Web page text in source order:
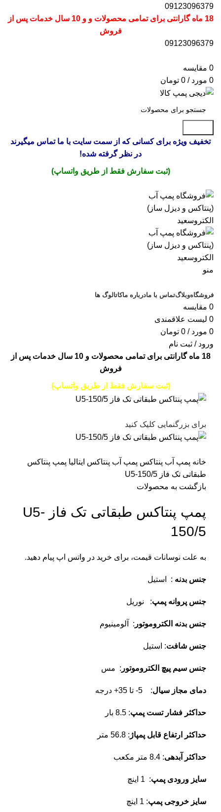
09123096379
18 ماه گارانتی برای تمامی محصولات و و 10 سال خدمات پس از
فروش
09123096379
0 مقایسه
0 مورد /
0 تومان
تخفیف ویژه برای کسانی که از سمت سایت با ما تماس میگیرند
در نظر گرفته شده!
(ثبت سفارش فقط از طریق واتساپ)
منو
فروشگاهوبلاگتماس با مادرباره ماکاتالوگ ها
0 مقایسه
0 لیست علاقمندی
0 مورد /
0 تومان
ورود / ثبت نام
18 ماه گارانتی برای تمامی محصولات و 10 سال خدمات پس از
فروش
(ثبت سفارش فقط از طریق واتساپ)
برای بزرگنمایی کلیک کنید
خانه پمپ آب پنتاکس پمپ آب پنتاکس ایتالیا پمپ پنتاکس
طبقاتی تک فاز U5-150/5
بازگشت به محصولات
پمپ پنتاکس طبقاتی تک فاز U5-
150/5
به علت نوسانات قیمت، برای خرید در واتس اپ پیام دهید.
جنس بدنه : استیل
جنس پروانه پمپ: نوریل
جنس بدنه الکتروموتور : آلومینیوم
جنس شافت: استیل
جنس سیم پیچ الکتروموتور : مس
دمای مجاز سیال: 5- تا 35+ درجه
حداکثر فشار تست پمپ: 8.5 بار
حداکثر ارتفاع قابل پمپاژ : 56.8 متر
حداکثر آبدهی: 8.4 متر مکعب
سایز ورودی پمپ: 1 اینچ
سایز خروجی پمپ: 1 اینچ